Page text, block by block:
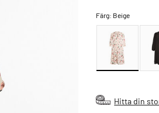
Färg: Beige
Hitta din